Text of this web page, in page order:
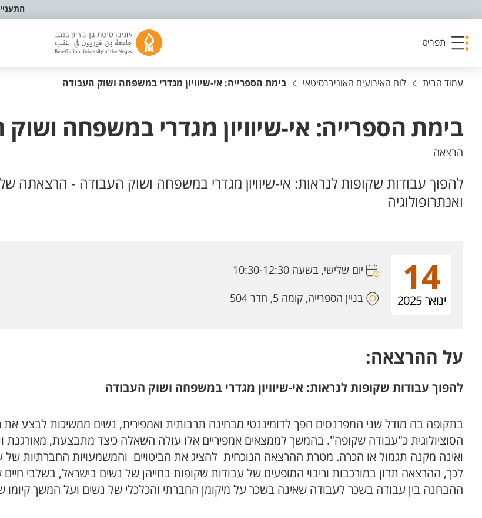
תפריט
עמוד הבית לוח האירועים האוניברסיטאי בימת הספרייה: אי-שיוויון מגדרי במשפחה ושוק העבודה
בימת הספרייה: אי-שיוויון מגדרי במשפחה
הרצאה
להפוך עבודות שקופות לנראות: אי-שיוויון מגדרי במשפחה ושוק העבודה - הרצאתה
ואנתרופולוגיה
14
ינואר 2025
יום שלישי, בשעה 10:30-12:30
בניין הספרייה, קומה 5, חדר 504
על ההרצאה:
להפוך עבודות שקופות לנראות: אי-שיוויון מגדרי במשפחה ושוק העבודה
בתקופה בה מודל שני המפרנסים הפך לדומיננטי מבחינה תרבותית ואמפירית, נשים ממשיכות לבצע
הסוציולוגית כ"עבודה שקופה". בהמשך לממצאים אמפיריים אלו עולה השאלה כיצד מתבצעת,
ואינה מקנה תגמול או הכרה. מטרת ההרצאה הנוכחית להציג את הביטויים והמשמעויות החברתיות של
לכך, ההרצאה תדון במורכבות וריבוי המופעים של עבודות שקופות בחייהן של נשים בישראל, בשלבי
ההבחנה בין עבודה בשכר לעבודה שאינה בשכר על מיקומן החברתי והכלכלי של נשים ועל המשך קיומו